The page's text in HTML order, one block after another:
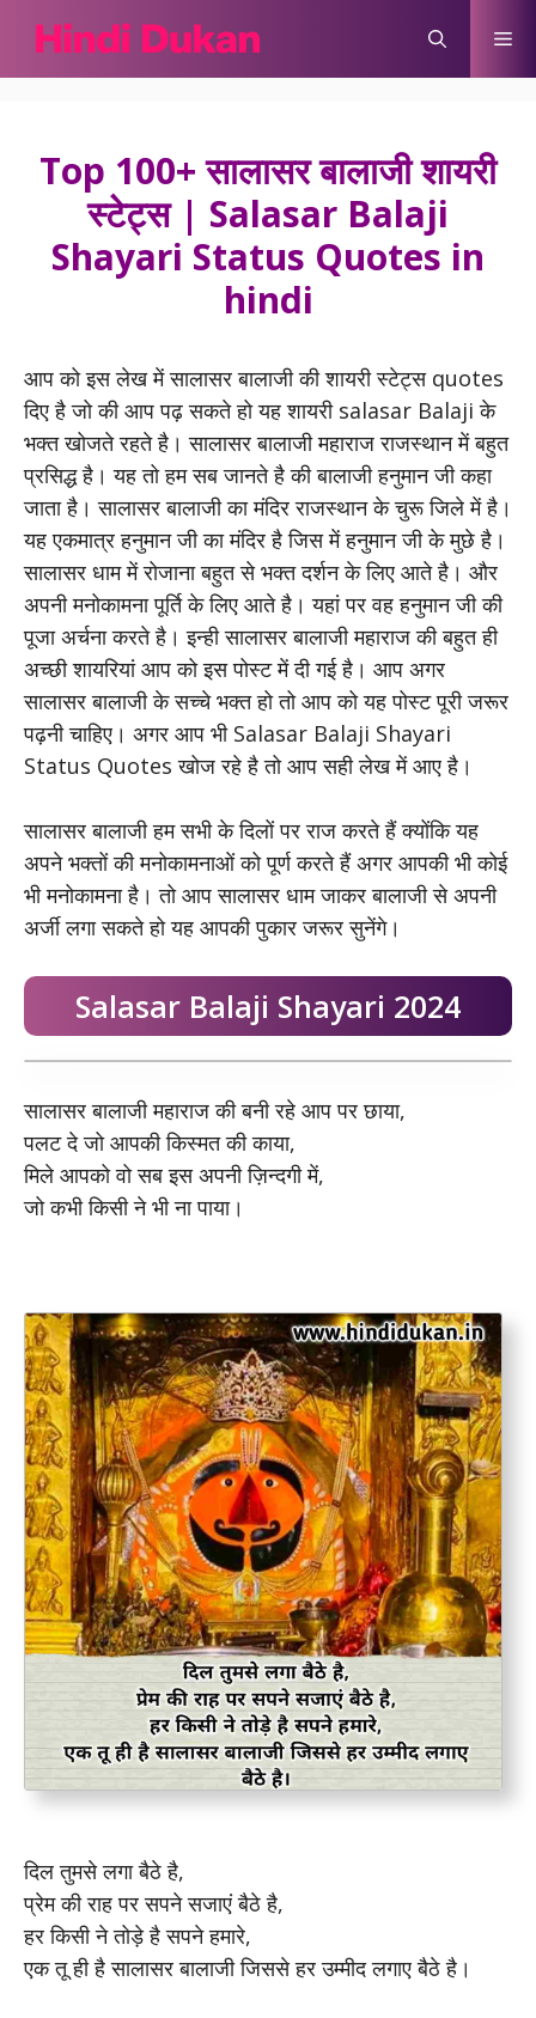
content
Top 100+ सालासर बालाजी शायरी
स्टेट्स | Salasar Balaji
Shayari Status Quotes in
hindi
आप को इस लेख में सालासर बालाजी की शायरी स्टेट्स quotes
दिए है जो की आप पढ़ सकते हो यह शायरी salasar Balaji के
भक्त खोजते रहते है। सालासर बालाजी महाराज राजस्थान में बहुत
प्रसिद्ध है। यह तो हम सब जानते है की बालाजी हनुमान जी कहा
जाता है। सालासर बालाजी का मंदिर राजस्थान के चुरू जिले में है।
यह एकमात्र हनुमान जी का मंदिर है जिस में हनुमान जी के मुछे है।
सालासर धाम में रोजाना बहुत से भक्त दर्शन के लिए आते है। और
अपनी मनोकामना पूर्ति के लिए आते है। यहां पर वह हनुमान जी की
पूजा अर्चना करते है। इन्ही सालासर बालाजी महाराज की बहुत ही
अच्छी शायरियां आप को इस पोस्ट में दी गई है। आप अगर
सालासर बालाजी के सच्चे भक्त हो तो आप को यह पोस्ट पूरी जरूर
पढ़नी चाहिए। अगर आप भी Salasar Balaji Shayari
Status Quotes खोज रहे है तो आप सही लेख में आए है।
सालासर बालाजी हम सभी के दिलों पर राज करते हैं क्योंकि यह
अपने भक्तों की मनोकामनाओं को पूर्ण करते हैं अगर आपकी भी कोई
भी मनोकामना है। तो आप सालासर धाम जाकर बालाजी से अपनी
अर्जी लगा सकते हो यह आपकी पुकार जरूर सुनेंगे।
Salasar Balaji Shayari 2024
सालासर बालाजी महाराज की बनी रहे आप पर छाया,
पलट दे जो आपकी किस्मत की काया,
मिले आपको वो सब इस अपनी ज़िन्दगी में,
जो कभी किसी ने भी ना पाया।
दिल तुमसे लगा बैठे है,
प्रेम की राह पर सपने सजाएं बैठे है,
हर किसी ने तोड़े है सपने हमारे,
एक तू ही है सालासर बालाजी जिससे हर उम्मीद लगाए बैठे है।